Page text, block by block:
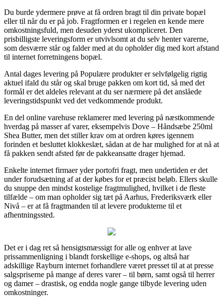
Du burde ydermere prøve at få ordren bragt til din private bopæl
eller til når du er på job. Fragtformen er i regelen en kende mere
omkostningsfuld, men desuden yderst ukompliceret. Den
prisbilligste leveringsform er utvivlsomt at du selv henter varerne,
som desværre står og falder med at du opholder dig med kort afstand
til internet forretningens bopæl.
Antal dages levering på Populære produkter er selvfølgelig rigtig
aktuel ifald du står og skal bruge pakken om kort tid, så med det
formål er det aldeles relevant at du ser nærmere på det anslåede
leveringstidspunkt ved det vedkommende produkt.
En del online varehuse reklamerer med levering på næstkommende
hverdag på masser af varer, eksempelvis Dove – Håndsæbe 250ml
Shea Butter, men det stiller krav om at ordren køres igennem
forinden et besluttet klokkeslæt, sådan at de har mulighed for at nå at
få pakken sendt afsted før de pakkeansatte drager hjemad.
Enkelte internet firmaer yder portofri fragt, men undertiden er det
under forudsætning af at der købes for et præcist beløb. Ellers skulle
du snuppe den mindst kostelige fragtmulighed, hvilket i de fleste
tilfælde – om man opholder sig tæt på Aarhus, Frederiksværk eller
Nivå – er at få fragtmanden til at levere produkterne til et
afhentningssted.
Det er i dag ret så hensigtsmæssigt for alle og enhver at lave
prissammenligning i blandt forskellige e-shops, og altså har
adskillige Rayburn internet forhandlere været presset til at at presse
salgspriserne på mange af deres varer – til børn, samt også til herrer
og damer – drastisk, og endda nogle gange tilbyde levering uden
omkostninger.